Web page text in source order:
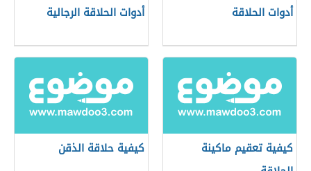
أدوات الحلاقة أدوات الحلاقة الرجالية
كيفية تعقيم ماكينة
كيفية حلاقة الذقن